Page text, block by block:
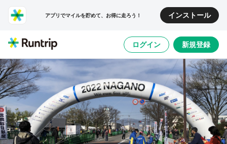
アプリでマイルを貯めて、お得に走ろう！ インストール
ログイン 新規登録